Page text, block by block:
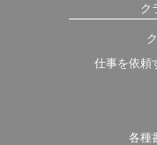
ク
仕事を依頼
各種